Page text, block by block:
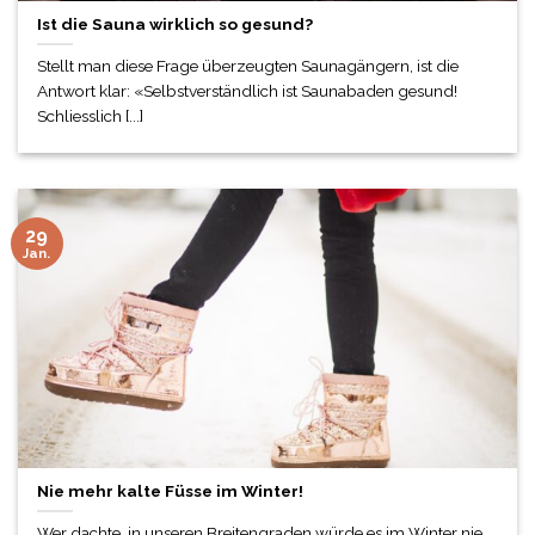
Ist die Sauna wirklich so gesund?
Stellt man diese Frage überzeugten Saunagängern, ist die
Antwort klar: «Selbstverständlich ist Saunabaden gesund!
Schliesslich [...]
Nie mehr kalte Füsse im Winter!
29
Jan.